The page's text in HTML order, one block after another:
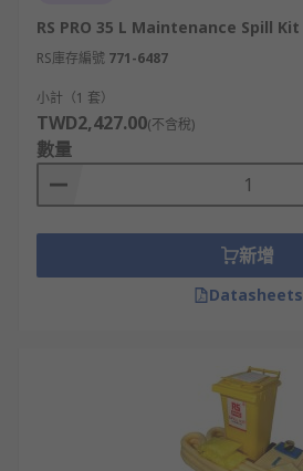
RS PRO 35 L Maintenance Spill Kit
RS庫存編號 771-6487
小計（1 套）
TWD2,427.00(不含稅)
數量
新增
Datasheets